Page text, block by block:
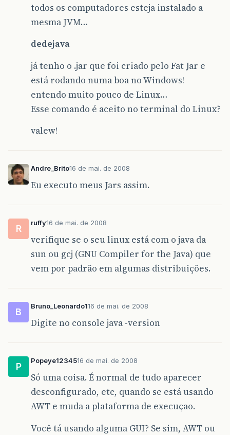
todos os computadores esteja instalado a
mesma JVM…
dedejava
já tenho o .jar que foi criado pelo Fat Jar e
está rodando numa boa no Windows!
entendo muito pouco de Linux…
Esse comando é aceito no terminal do Linux?
valew!
Andre_Brito16 de mai. de 2008
Eu executo meus Jars assim.
R
ruffy16 de mai. de 2008
verifique se o seu linux está com o java da
sun ou gcj (GNU Compiler for the Java) que
vem por padrão em algumas distribuições.
B
Bruno_Leonardo116 de mai. de 2008
Digite no console java -version
P
Popeye1234516 de mai. de 2008
Só uma coisa. É normal de tudo aparecer
desconfigurado, etc, quando se está usando
AWT e muda a plataforma de execuçao.
Você tá usando alguma GUI? Se sim, AWT ou